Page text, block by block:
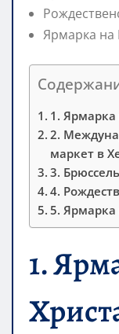
Ярмарка
1. Ярмарка
2.
маркет в
3.
4.
5.
1.